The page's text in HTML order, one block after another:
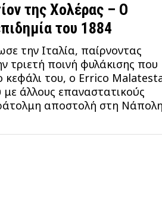
της Χολέρας – O
του 1884
την Ιταλία, παίρνοντας
τριετή ποινή φυλάκισης που
του, ο Errico
με άλλους επαναστατικούς
αποστολή στη